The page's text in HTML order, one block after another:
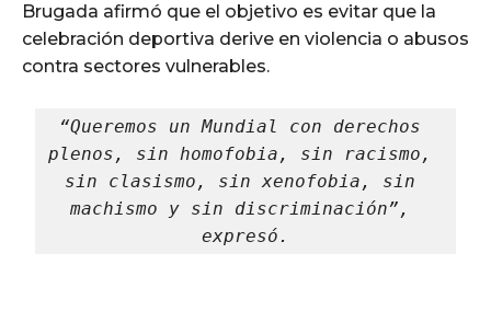
Brugada afirmó que el objetivo es evitar que la
celebración deportiva derive en violencia o abusos
contra sectores vulnerables.
“Queremos un Mundial con derechos
plenos, sin homofobia, sin racismo,
sin clasismo, sin xenofobia, sin
machismo y sin discriminación”,
expresó.